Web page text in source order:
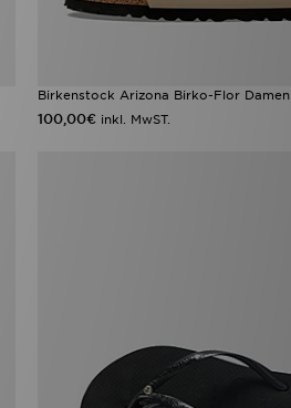
Birkenstock Arizona Birko-Flor Damen
100,00€ inkl. MwST.